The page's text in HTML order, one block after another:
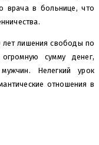
врача в больнице, что
лет лишения свободы по
сумму денег,
Нелегкий урок
отношения в